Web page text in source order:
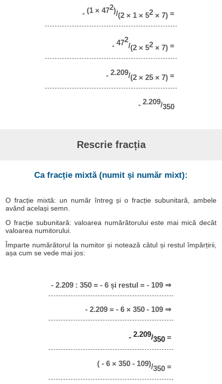
- (1 × 472)/(2 × 1 × 52 × 7) =
- 472
/(2 × 52 × 7) =
- 2.209/(2 × 25 × 7) =
- 2.209/350
Rescrie fracția
Ca fracție mixtă (numit și număr mixt):
O fracție mixtă: un număr întreg și o fracție subunitară, ambele
având același semn.
O fracție subunitară: valoarea numărătorului este mai mică decât
valoarea numitorului.
Împarte numărătorul la numitor și notează câtul și restul împărțirii,
așa cum se vede mai jos:
- 2.209 : 350 = - 6 și restul = - 109 ⇒
- 2.209 = - 6 × 350 - 109 ⇒
- 2.209/350=
( - 6 × 350 - 109)/350=